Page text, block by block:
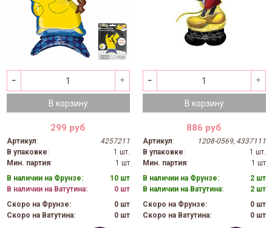
В корзину
299 руб
Артикул:
4257211
В упаковке:
1 шт.
Мин. партия:
1 шт
В наличии на Фрунзе:
10 шт
В наличии на Ватутина:
0 шт
Скоро на Фрунзе:
0 шт
Скоро на Ватутина:
0 шт
В корзину
886 руб
Артикул:
1208-0569, 4337111
В упаковке:
1 шт.
Мин. партия:
1 шт
В наличии на Фрунзе:
2 шт
В наличии на Ватутина:
2 шт
Скоро на Фрунзе:
0 шт
Скоро на Ватутина:
0 шт